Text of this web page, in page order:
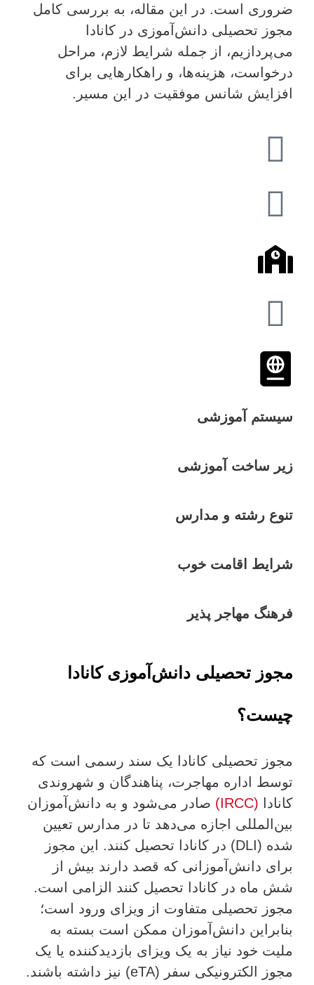
ضروری است. در این مقاله، به بررسی کامل
مجوز تحصیلی دانش‌آموزی در کانادا
می‌پردازیم، از جمله شرایط لازم، مراحل
درخواست، هزینه‌ها، و راهکارهایی برای
افزایش شانس موفقیت در این مسیر.
سیستم آموزشی
زیر ساخت آموزشی
تنوع رشته و مدارس
شرایط اقامت خوب
فرهنگ مهاجر پذیر
مجوز تحصیلی دانش‌آموزی کانادا
چیست؟
مجوز تحصیلی کانادا یک سند رسمی است که
توسط اداره مهاجرت، پناهندگان و شهروندی
کانادا (IRCC)
صادر می‌شود و به دانش‌آموزان
بین‌المللی اجازه می‌دهد تا در مدارس تعیین
شده (DLI) در کانادا تحصیل کنند. این مجوز
برای دانش‌آموزانی که قصد دارند بیش از
شش ماه در کانادا تحصیل کنند الزامی است.
مجوز تحصیلی متفاوت از ویزای ورود است؛
بنابراین دانش‌آموزان ممکن است بسته به
ملیت خود نیاز به یک ویزای بازدیدکننده یا یک
مجوز الکترونیکی سفر (eTA) نیز داشته باشند.